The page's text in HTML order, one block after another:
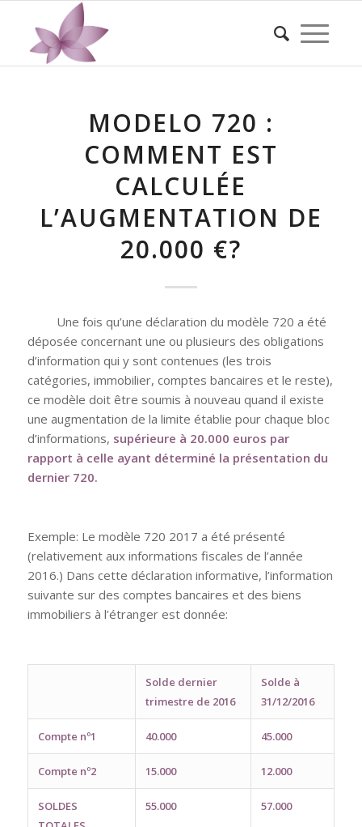
MODELO 720 :
COMMENT EST
CALCULÉE
L’AUGMENTATION DE
20.000 €?
Une fois qu’une déclaration du modèle 720 a été
déposée concernant une ou plusieurs des obligations
d’information qui y sont contenues (les trois
catégories, immobilier, comptes bancaires et le reste),
ce modèle doit être soumis à nouveau quand il existe
une augmentation de la limite établie pour chaque bloc
d’informations, supérieure à 20.000 euros par
rapport à celle ayant déterminé la présentation du
dernier 720.
Exemple: Le modèle 720 2017 a été présenté
(relativement aux informations fiscales de l’année
2016.) Dans cette déclaration informative, l’information
suivante sur des comptes bancaires et des biens
immobiliers à l’étranger est donnée:
Solde dernier
trimestre de 2016
Solde à
31/12/2016
Compte nº1 40.000 45.000
Compte nº2 15.000 12.000
SOLDES
55.000 57.000